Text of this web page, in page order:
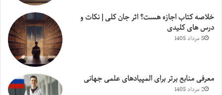
خلاصه کتاب اجازه هست؟ اثر جان کلی | نکات و
درس های کلیدی
5 مرداد 1405
معرفی منابع برتر برای المپیادهای علمی جهانی
2 مرداد 1405